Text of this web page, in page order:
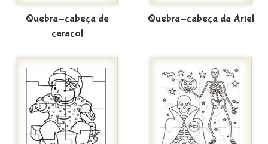
Quebra-cabeça de
caracol
Quebra-cabeça da Ariel